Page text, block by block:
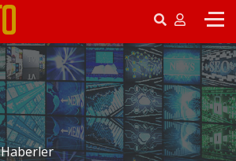
Haberler